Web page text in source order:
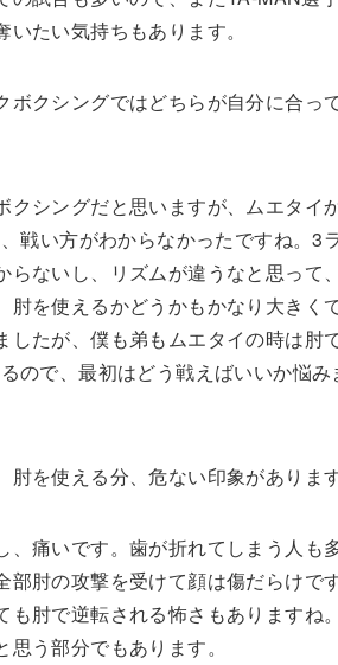
たい気持ちもあります。
ボクシングではどちらが自分に合っ
クシングだと思いますが、ムエタイ
戦い方がわからなかったですね。3
らないし、リズムが違うなと思って
肘を使えるかどうかもかなり大きく
したが、僕も弟もムエタイの時は肘
ので、最初はどう戦えばいいか悩み
肘を使える分、危ない印象がありま
、痛いです。歯が折れてしまう人も
部肘の攻撃を受けて顔は傷だらけで
も肘で逆転される怖さもありますね
思う部分でもあります。